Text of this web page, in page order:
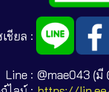
ชียล :
Line : @mae043 (มี